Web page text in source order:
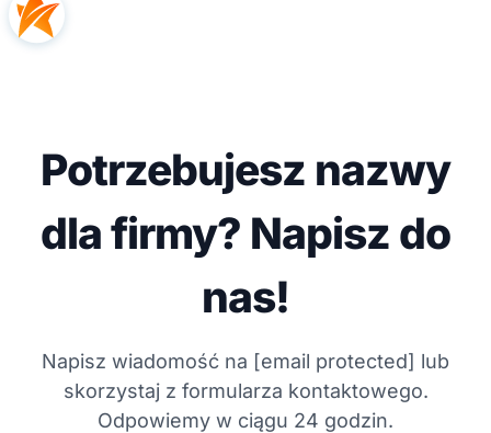
Potrzebujesz nazwy
dla firmy? Napisz do
nas!
Napisz wiadomość na [email protected] lub
skorzystaj z formularza kontaktowego.
Odpowiemy w ciągu 24 godzin.